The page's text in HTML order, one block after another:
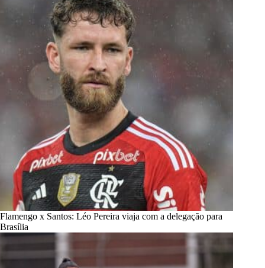
Flamengo x Santos: Léo Pereira viaja com a delegação para
Brasília